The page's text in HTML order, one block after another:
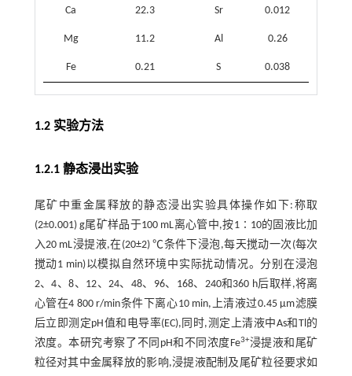
Ca 22.3 Sr 0.012
Mg 11.2 Al 0.26
Fe 0.21 S 0.038
1.2 实验方法
1.2.1 静态浸出实验
尾矿中重金属释放的静态浸出实验具体操作如下:称取
(2±0.001) g尾矿样品于100 mL离心管中,按1∶10的固液比加
入20 mL浸提液,在(20±2) ℃条件下浸泡,每天搅动一次(每次
搅动1 min)以模拟自然环境中实际扰动情况。分别在浸泡
2、4、8、12、24、48、96、168、240和360 h后取样,将离
心管在4 800 r/min条件下离心10 min,上清液过0.45 μm滤膜
后立即测定pH值和电导率(EC),同时,测定上清液中As和Tl的
浓度。本研究考察了不同pH和不同浓度Fe3+浸提液和尾矿
粒径对其中金属释放的影响,浸提液配制及尾矿粒径要求如